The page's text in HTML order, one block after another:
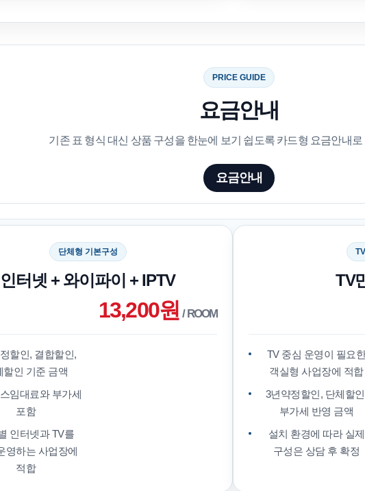
PRICE GUIDE
요금안내
기존 표 형식 대신 상품 구성을 한눈에 보기 쉽도록 카드형 요금안내
요금안내
단체형 기본구성
인터넷 + 와이파이 + IPTV
13,200원 / ROOM
할인, 결합할인,
할인 기준 금액
임대료와 부가세
포함
인터넷과 TV를
영하는 사업장에
적합
TV
TV 중심 운영이 필요
객실형 사업장에 적합
3년약정할인, 단체할
부가세 반영 금액
설치 환경에 따라 실제
구성은 상담 후 확정